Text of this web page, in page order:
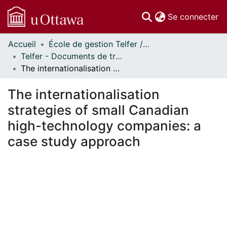
Se connecter
Communautés
et collections
Parcourir
À propos
Accueil
École de gestion Telfer // Telfer School of Management
Telfer - Documents de travail // Telfer - Working Papers
The internationalisation strategies of small Canadian high-technology companies: a case study approach
The internationalisation
strategies of small Canadian
high-technology companies: a
case study approach